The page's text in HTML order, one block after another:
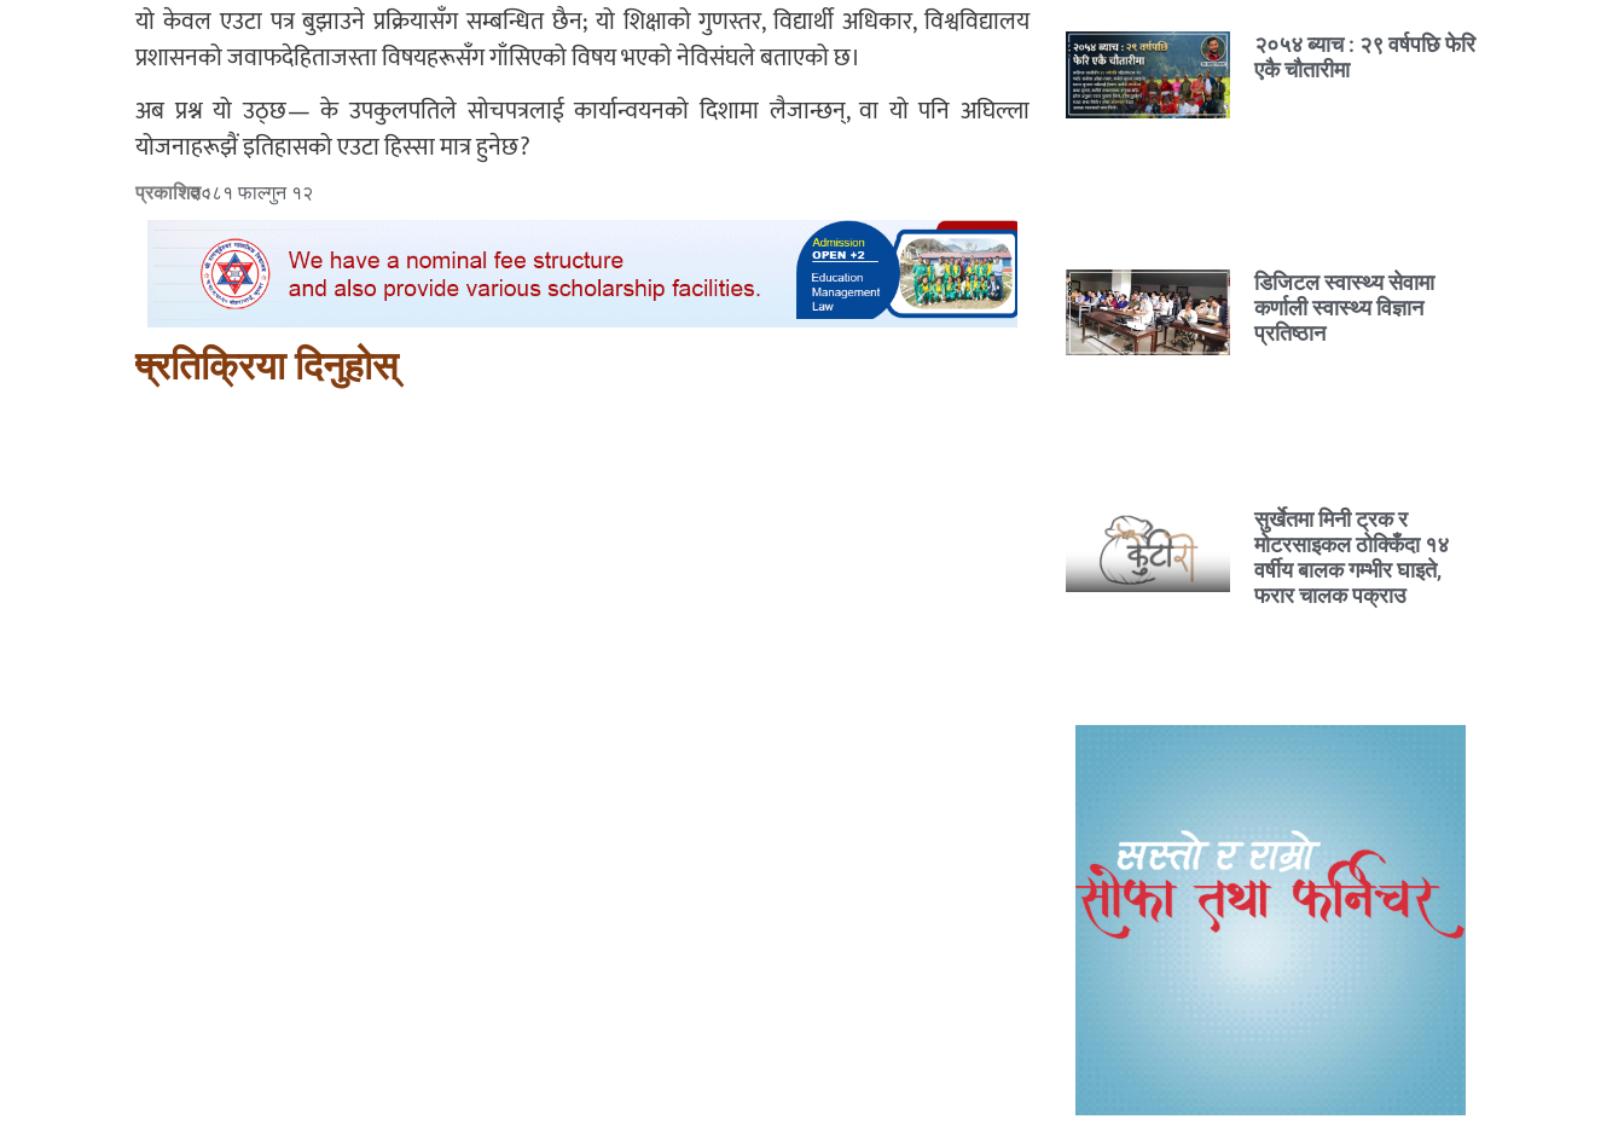
यो केवल एउटा पत्र बुझाउने प्रक्रियासँग सम्बन्धित छैन; यो शिक्षाको गुणस्तर, विद्यार्थी अधिकार, विश्वविद्यालय
प्रशासनको जवाफदेहिताजस्ता विषयहरूसँग गाँसिएको विषय भएको नेविसंघले बताएको छ।
अब प्रश्न यो उठ्छ— के उपकुलपतिले सोचपत्रलाई कार्यान्वयनको दिशामा लैजान्छन्, वा यो पनि अघिल्ला
योजनाहरूझैं इतिहासको एउटा हिस्सा मात्र हुनेछ?
प्रकाशित :२०८१ फाल्गुन १२
प्रतिक्रिया दिनुहोस्
२०५४ ब्याच : २९ वर्षपछि फेरि
एकै चौतारीमा
डिजिटल स्वास्थ्य सेवामा
कर्णाली स्वास्थ्य विज्ञान
प्रतिष्ठान
सुर्खेतमा मिनी ट्रक र
मोटरसाइकल ठोक्किँदा १४
वर्षीय बालक गम्भीर घाइते,
फरार चालक पक्राउ